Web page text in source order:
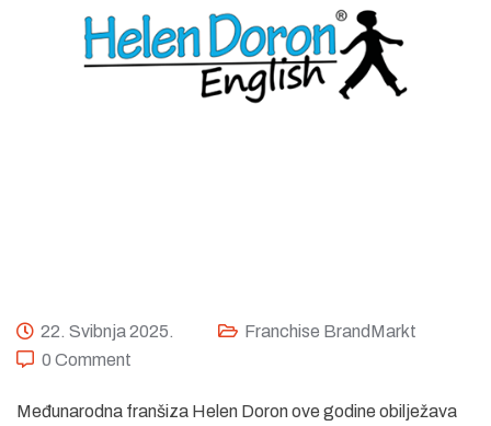
22. Svibnja 2025.
Franchise BrandMarkt
0 Comment
Međunarodna franšiza Helen Doron ove godine obilježava